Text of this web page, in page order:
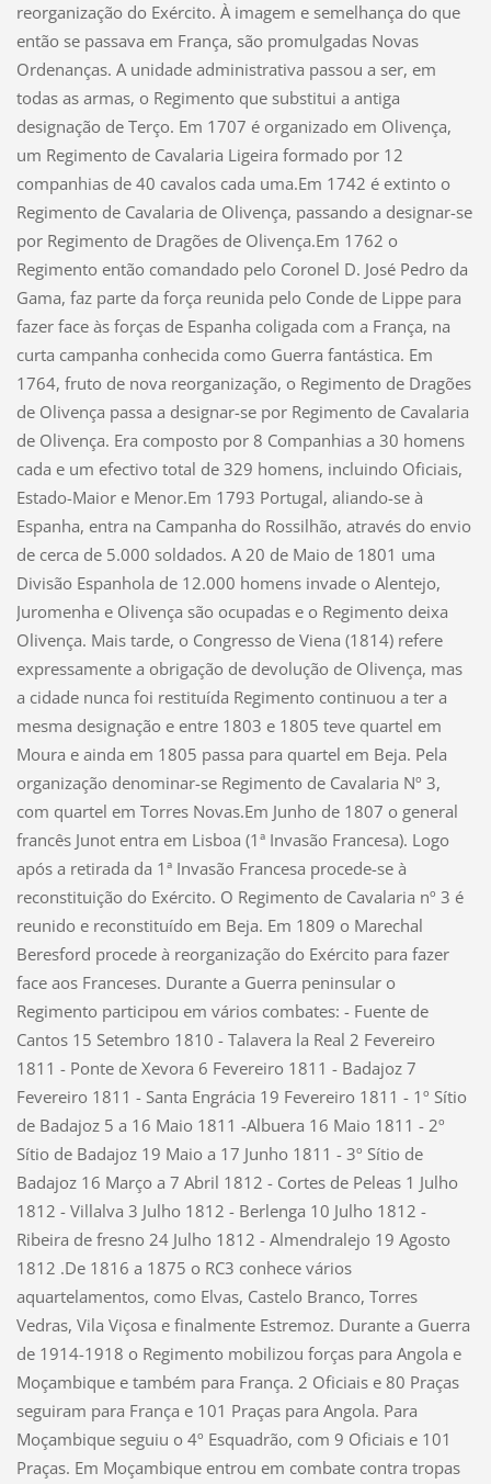
reorganização do Exército. À imagem e semelhança do que
então se passava em França, são promulgadas Novas
Ordenanças. A unidade administrativa passou a ser, em
todas as armas, o Regimento que substitui a antiga
designação de Terço. Em 1707 é organizado em Olivença,
um Regimento de Cavalaria Ligeira formado por 12
companhias de 40 cavalos cada uma.Em 1742 é extinto o
Regimento de Cavalaria de Olivença, passando a designar-se
por Regimento de Dragões de Olivença.Em 1762 o
Regimento então comandado pelo Coronel D. José Pedro da
Gama, faz parte da força reunida pelo Conde de Lippe para
fazer face às forças de Espanha coligada com a França, na
curta campanha conhecida como Guerra fantástica. Em
1764, fruto de nova reorganização, o Regimento de Dragões
de Olivença passa a designar-se por Regimento de Cavalaria
de Olivença. Era composto por 8 Companhias a 30 homens
cada e um efectivo total de 329 homens, incluindo Oficiais,
Estado-Maior e Menor.Em 1793 Portugal, aliando-se à
Espanha, entra na Campanha do Rossilhão, através do envio
de cerca de 5.000 soldados. A 20 de Maio de 1801 uma
Divisão Espanhola de 12.000 homens invade o Alentejo,
Juromenha e Olivença são ocupadas e o Regimento deixa
Olivença. Mais tarde, o Congresso de Viena (1814) refere
expressamente a obrigação de devolução de Olivença, mas
a cidade nunca foi restituída Regimento continuou a ter a
mesma designação e entre 1803 e 1805 teve quartel em
Moura e ainda em 1805 passa para quartel em Beja. Pela
organização denominar-se Regimento de Cavalaria Nº 3,
com quartel em Torres Novas.Em Junho de 1807 o general
francês Junot entra em Lisboa (1ª Invasão Francesa). Logo
após a retirada da 1ª Invasão Francesa procede-se à
reconstituição do Exército. O Regimento de Cavalaria nº 3 é
reunido e reconstituído em Beja. Em 1809 o Marechal
Beresford procede à reorganização do Exército para fazer
face aos Franceses. Durante a Guerra peninsular o
Regimento participou em vários combates: - Fuente de
Cantos 15 Setembro 1810 - Talavera la Real 2 Fevereiro
1811 - Ponte de Xevora 6 Fevereiro 1811 - Badajoz 7
Fevereiro 1811 - Santa Engrácia 19 Fevereiro 1811 - 1º Sítio
de Badajoz 5 a 16 Maio 1811 -Albuera 16 Maio 1811 - 2º
Sítio de Badajoz 19 Maio a 17 Junho 1811 - 3º Sítio de
Badajoz 16 Março a 7 Abril 1812 - Cortes de Peleas 1 Julho
1812 - Villalva 3 Julho 1812 - Berlenga 10 Julho 1812 -
Ribeira de fresno 24 Julho 1812 - Almendralejo 19 Agosto
1812 .De 1816 a 1875 o RC3 conhece vários
aquartelamentos, como Elvas, Castelo Branco, Torres
Vedras, Vila Viçosa e finalmente Estremoz. Durante a Guerra
de 1914-1918 o Regimento mobilizou forças para Angola e
Moçambique e também para França. 2 Oficiais e 80 Praças
seguiram para França e 101 Praças para Angola. Para
Moçambique seguiu o 4º Esquadrão, com 9 Oficiais e 101
Praças. Em Moçambique entrou em combate contra tropas